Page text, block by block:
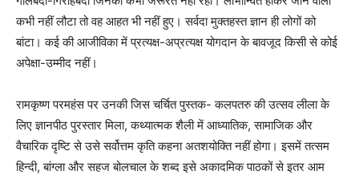
कभी नहीं लौटा तो वह आहत भी नहीं हुए। सर्वदा मुक्तहस्त ज्ञान ही लोगों को
बांटा। कई की आजीविका में प्रत्यक्ष-अप्रत्यक्ष योगदान के बावजूद किसी से कोई
अपेक्षा-उम्मीद नहीं।
रामकृष्ण परमहंस पर उनकी जिस चर्चित पुस्तक- कलपतरु की उत्सव लीला के
लिए ज्ञानपीठ पुरस्तार मिला, कथ्यात्मक शैली में आध्यातिक, सामाजिक और
वैचारिक दृष्टि से उसे सर्वोत्तम कृति कहना अतशयोक्ति नहीं होगा। इसमें तत्सम
हिन्दी, बांग्ला और सहज बोलचाल के शब्द इसे अकादमिक पाठकों से इतर आम